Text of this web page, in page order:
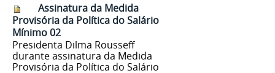
Assinatura da Medida
Provisória da Política do Salário
Mínimo 02
Presidenta Dilma Rousseff
durante assinatura da Medida
Provisória da Política do Salário